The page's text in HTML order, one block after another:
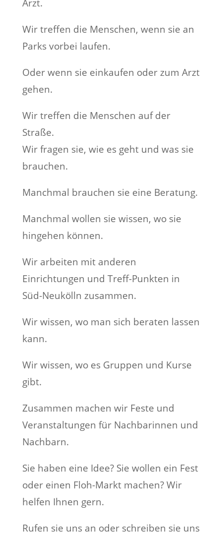
Arzt.
Wir treffen die Menschen, wenn sie an
Parks vorbei laufen.
Oder wenn sie einkaufen oder zum Arzt
gehen.
Wir treffen die Menschen auf der
Straße.
Wir fragen sie, wie es geht und was sie
brauchen.
Manchmal brauchen sie eine Beratung.
Manchmal wollen sie wissen, wo sie
hingehen können.
Wir arbeiten mit anderen
Einrichtungen und Treff-Punkten in
Süd-Neukölln zusammen.
Wir wissen, wo man sich beraten lassen
kann.
Wir wissen, wo es Gruppen und Kurse
gibt.
Zusammen machen wir Feste und
Veranstaltungen für Nachbarinnen und
Nachbarn.
Sie haben eine Idee? Sie wollen ein Fest
oder einen Floh-Markt machen? Wir
helfen Ihnen gern.
Rufen sie uns an oder schreiben sie uns